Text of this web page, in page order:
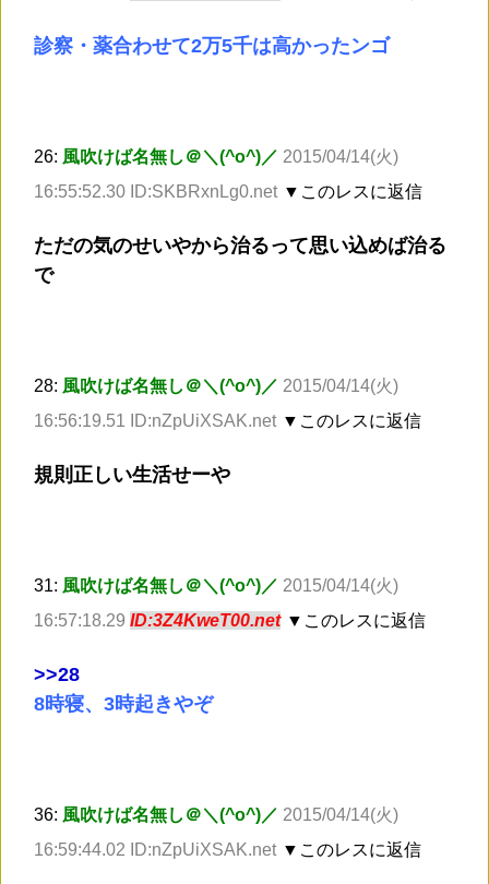
診察・薬合わせて2万5千は高かったンゴ
26: 風吹けば名無し＠＼(^o^)／ 2015/04/14(火)
16:55:52.30 ID:SKBRxnLg0.net ▼このレスに返信
ただの気のせいやから治るって思い込めば治る
で
28: 風吹けば名無し＠＼(^o^)／ 2015/04/14(火)
16:56:19.51 ID:nZpUiXSAK.net ▼このレスに返信
規則正しい生活せーや
31: 風吹けば名無し＠＼(^o^)／ 2015/04/14(火)
16:57:18.29 ID:3Z4KweT00.net ▼このレスに返信
>>28
8時寝、3時起きやぞ
36: 風吹けば名無し＠＼(^o^)／ 2015/04/14(火)
16:59:44.02 ID:nZpUiXSAK.net ▼このレスに返信